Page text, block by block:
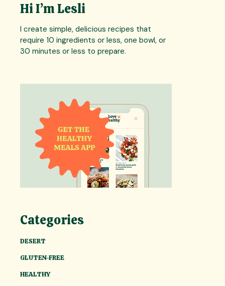
Hi I’m Lesli
I create simple, delicious recipes that
require 10 ingredients or less, one bowl, or
30 minutes or less to prepare.
Categories
DESERT
GLUTEN-FREE
HEALTHY